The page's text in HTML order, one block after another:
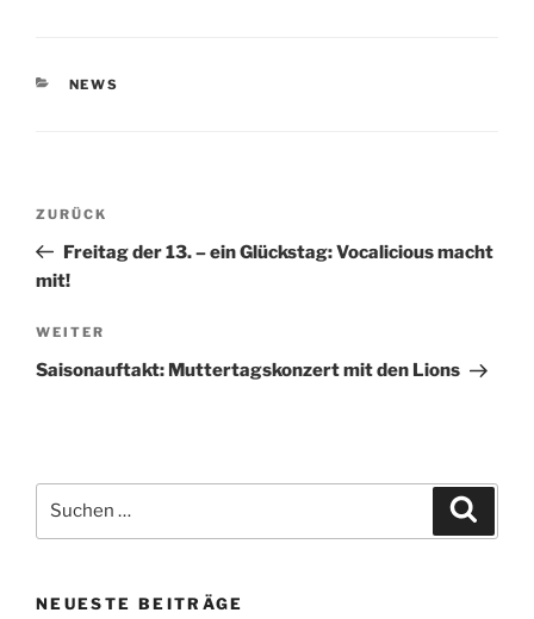
KATEGORIEN
NEWS
Beitragsnavigation
Vorheriger
Beitrag
ZURÜCK
Freitag der 13. – ein Glückstag: Vocalicious macht
mit!
Nächster
Beitrag
WEITER
Saisonauftakt: Muttertagskonzert mit den Lions
nach:
NEUESTE BEITRÄGE